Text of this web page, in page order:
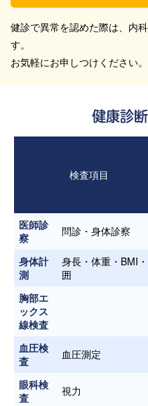
健診で異常を認めた際は、内
す。
お気軽にお申しつけください。
健康診
検査項目
医師診
察
問診・身体診察
身体計
測
身長・体重・BMI
囲
胸部エ
ックス
線検査
血圧検
査
血圧測定
眼科検
査
視力